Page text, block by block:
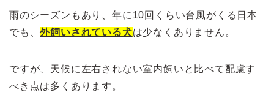
雨のシーズンもあり、年に10回くらい台風がくる日本
でも、外飼いされている犬は少なくありません。
ですが、天候に左右されない室内飼いと比べて配慮す
べき点は多くあります。